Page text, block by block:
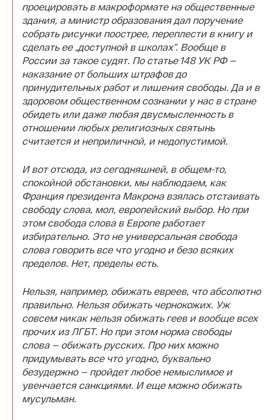
проецировать в макроформате на общественные
здания, а министр образования дал поручение
собрать рисунки поострее, переплести в книгу и
сделать ее „доступной в школах”. Вообще в
России за такое судят. По статье 148 УК РФ —
наказание от больших штрафов до
принудительных работ и лишения свободы. Да и в
здоровом общественном сознании у нас в стране
обидеть или даже любая двусмысленность в
отношении любых религиозных святынь
считается и неприличной, и недопустимой.
И вот отсюда, из сегодняшней, в общем-то,
спокойной обстановки, мы наблюдаем, как
Франция президента Макрона взялась отстаивать
свободу слова, мол, европейский выбор. Но при
этом свобода слова в Европе работает
избирательно. Это не универсальная свобода
слова говорить все что угодно и безо всяких
пределов. Нет, пределы есть.
Нельзя, например, обижать евреев, что абсолютно
правильно. Нельзя обижать чернокожих. Уж
совсем никак нельзя обижать геев и вообще всех
прочих из ЛГБТ. Но при этом норма свободы
слова — обижать русских. Про них можно
придумывать все что угодно, буквально
безудержно — пройдет любое немыслимое и
увенчается санкциями. И еще можно обижать
мусульман.